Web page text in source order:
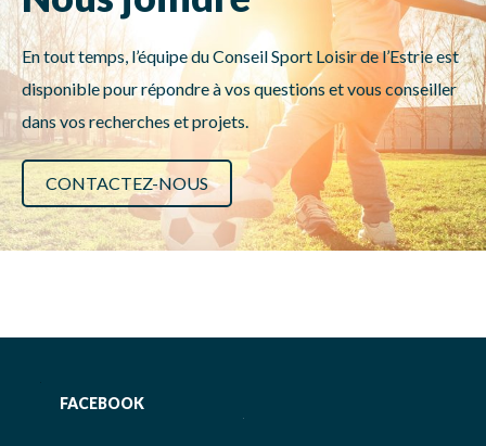
En tout temps, l’équipe du Conseil Sport Loisir de l’Estrie est
disponible pour répondre à vos questions et vous conseiller
dans vos recherches et projets.
CONTACTEZ-NOUS
FACEBOOK